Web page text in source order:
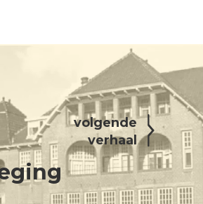
volgende
verhaal